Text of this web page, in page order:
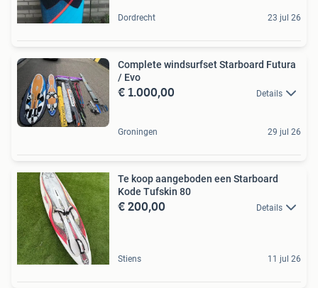
Dordrecht 23 jul 26
Complete windsurfset Starboard Futura
/ Evo
€ 1.000,00 Details
Groningen 29 jul 26
Te koop aangeboden een Starboard
Kode Tufskin 80
€ 200,00 Details
Stiens 11 jul 26